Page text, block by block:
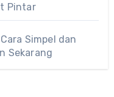
Pintar
Simpel dan
Sekarang